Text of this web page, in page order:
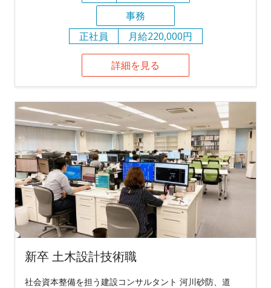
事務
正社員
月給220,000円
詳細を見る
新卒 土木設計技術職
社会資本整備を担う建設コンサルタント 河川砂防、道